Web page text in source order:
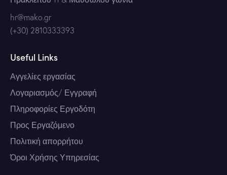
hr@mako.gr
(+30) 2810333393
Useful Links
Αγγελίες εργασίας
Λογαριασμός/ Εγγραφή
Πληροφορίες Εργοδότη
Προς Εργαζόμενο
Πολιτική απορρήτου
Όροι Χρήσης Υπηρεσίας